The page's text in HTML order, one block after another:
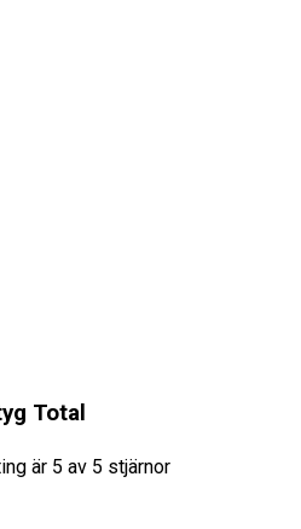
Total
är 5 av 5 stjärnor